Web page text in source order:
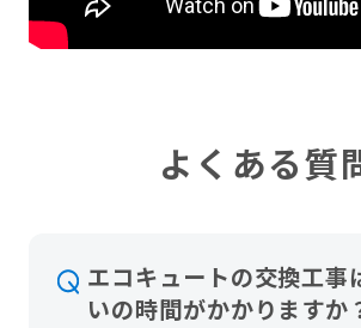
よくある質
エコキュートの交換工事
いの時間がかかりますか